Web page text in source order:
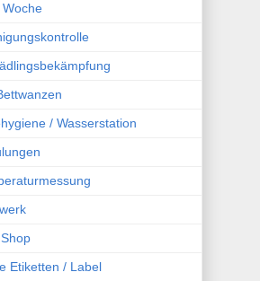
/ Wasserstation
Etiketten / Label